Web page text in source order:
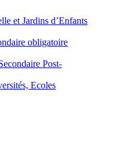
et Jardins d’Enfants
obligatoire
Post-
Ecoles